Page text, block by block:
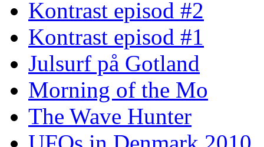
Kontrast episod #2
Kontrast episod #1
Julsurf på Gotland
Morning of the Mo
The Wave Hunter